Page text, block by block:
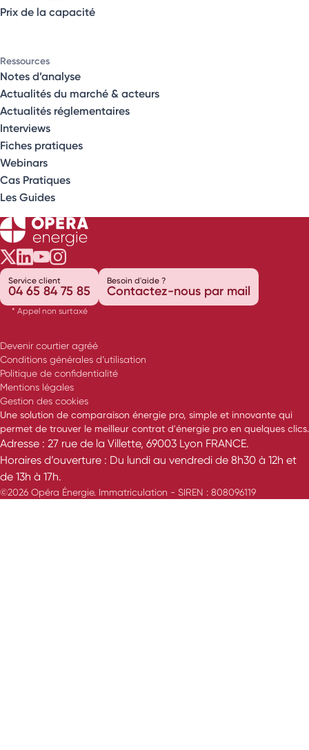
Prix de la capacité
Ressources
Notes d’analyse
Actualités du marché & acteurs
Actualités réglementaires
Interviews
Fiches pratiques
Webinars
Cas Pratiques
Les Guides
Opéra Énergie sur Twitter
Opéra Énergie sur LinkedIn
Opéra Énergie sur Youtube
Opéra Énergie sur Instagram
Service client
04 65 84 75 85
* Appel non surtaxé
Besoin d'aide ?
Contactez-nous par mail
Devenir courtier agréé
Conditions générales d’utilisation
Politique de confidentialité
Mentions légales
Gestion des cookies
Une solution de comparaison énergie pro, simple et innovante qui
permet de trouver le meilleur contrat d'énergie pro en quelques clics.
Adresse : 27 rue de la Villette, 69003 Lyon FRANCE.
Horaires d’ouverture : Du lundi au vendredi de 8h30 à 12h et
de 13h à 17h.
©2026 Opéra Énergie. Immatriculation - SIREN : 808096119